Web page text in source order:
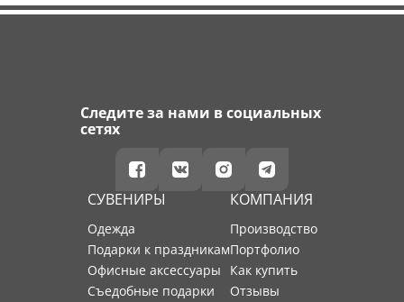
Следите за нами в социальных
сетях
СУВЕНИРЫ
Одежда
Подарки к праздникам
Офисные аксессуары
Съедобные подарки
КОМПАНИЯ
производство
портфолио
как купить
отзывы